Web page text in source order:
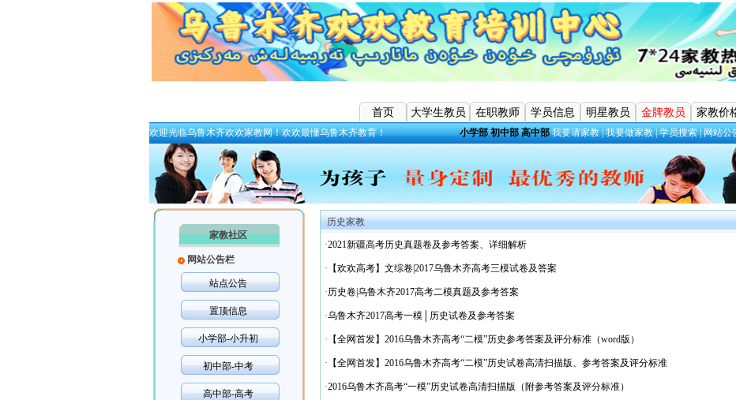
首页 大学生教员 在职教师 学员信息 明星教员 金牌教员 家教价
欢迎光临乌鲁木齐欢欢家教网！欢欢最懂乌鲁木齐教育！ 小学部 初中部 高中部 我要请家教|我要做家教|学员搜索|网站公
家教社区
网站公告栏
站点公告
置顶信息
小学部-小升初
初中部-中考
高中部-高考
历史家教
·2021新疆高考历史真题卷及参考答案、详细解析
· 【欢欢高考】文综卷|2017乌鲁木齐高考三模试卷及答案
·历史卷|乌鲁木齐2017高考二模真题及参考答案
·乌鲁木齐2017高考一模│历史试卷及参考答案
· 【全网首发】2016乌鲁木齐高考“二模”历史参考答案及评分标准（word版）
· 【全网首发】2016乌鲁木齐高考“二模”历史试卷高清扫描版、参考答案及评分标准
·2016乌鲁木齐高考“一模”历史试卷高清扫描版（附参考答案及评分标准）